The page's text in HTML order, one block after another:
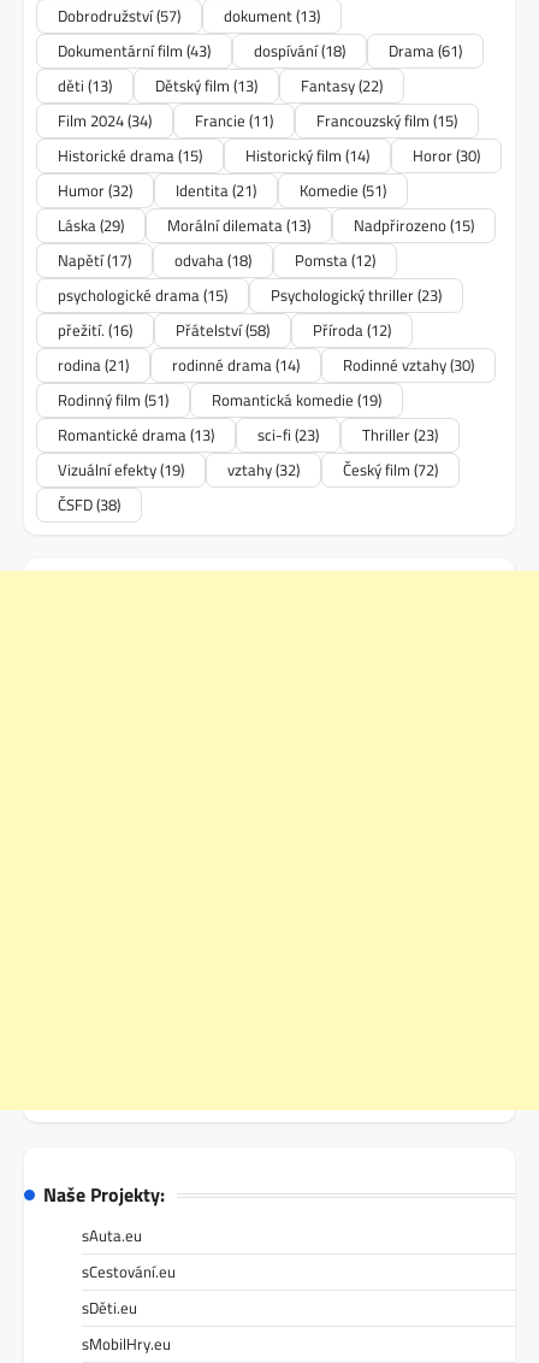
Dobrodružství(57) dokument(13)
Dokumentární film (43) dospívání(18) Drama(61)
děti (13) Dětský film (13) Fantasy(22)
Film 2024(34) Francie (11) Francouzský film (15)
Historické drama(15) Historický film (14) Horor(30)
Humor(32) Identita(21) Komedie (51)
Láska(29) Morální dilemata(13) Nadpřirozeno(15)
Napětí(17) odvaha(18) Pomsta(12)
psychologické drama(15) Psychologický thriller(23)
přežití. (16) Přátelství(58) Příroda(12)
rodina(21) rodinné drama(14) Rodinné vztahy(30)
Rodinný film (51) Romantická komedie (19)
Romantické drama(13) sci-fi (23) Thriller(23)
Vizuální efekty(19) vztahy(32) Český film (72)
ČSFD(38)
Naše Projekty:
sAuta.eu
sCestování.eu
sDěti.eu
sMobilHry.eu